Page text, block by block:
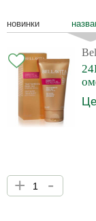
новинки
Побалуйте свои
обеспечивает
восстанавливает
+ -